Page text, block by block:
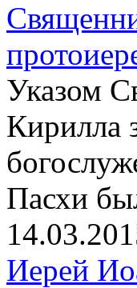
Указом
Кирилла
Пасхи
Иерей